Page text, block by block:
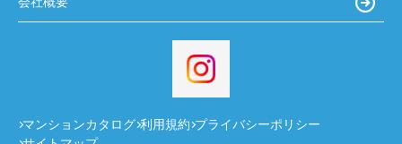
マンションカタログ 利用規約 プライバシーポリシー